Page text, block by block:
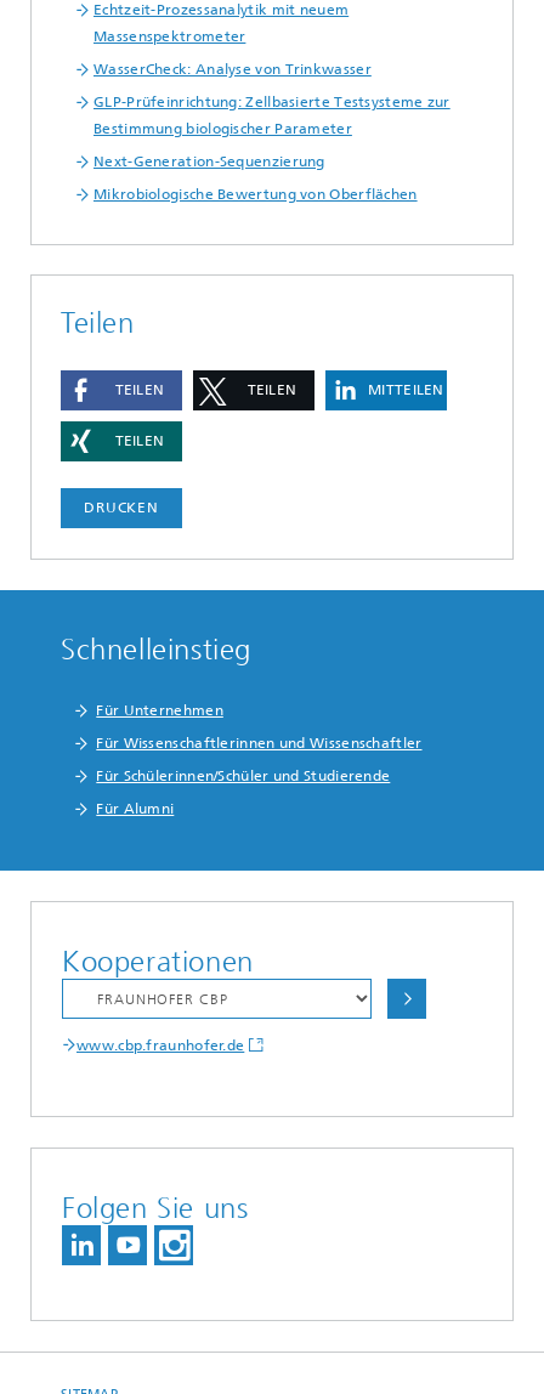
Echtzeit-Prozessanalytik mit neuem
Massenspektrometer
WasserCheck: Analyse von Trinkwasser
GLP-Prüfeinrichtung: Zellbasierte Testsysteme zur
Bestimmung biologischer Parameter
Next-Generation-Sequenzierung
Mikrobiologische Bewertung von Oberflächen
Teilen
TEILEN TEILEN MITTEILEN
TEILEN
DRUCKEN
Schnelleinstieg
Für Unternehmen
Für Wissenschaftlerinnen und Wissenschaftler
Für Schülerinnen/Schüler und Studierende
Für Alumni
Kooperationen
www.cbp.fraunhofer.de
Folgen Sie uns